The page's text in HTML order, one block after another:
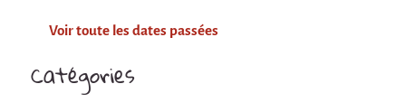
HIKI
HIKI
Catégories
Voir toute les dates passées